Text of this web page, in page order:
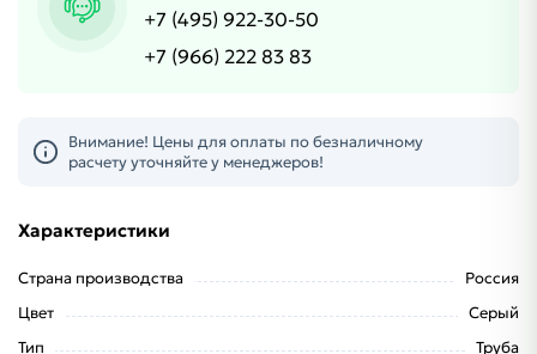
+7 (495) 922-30-50
+7 (966) 222 83 83
Внимание! Цены для оплаты по безналичному
расчету уточняйте у менеджеров!
Характеристики
Страна производства
Россия
Цвет
Серый
Тип
Труба